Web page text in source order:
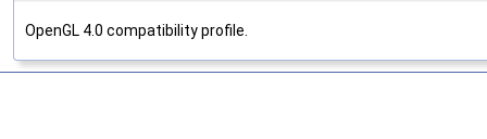
OpenGL 4.0 compatibility profile.